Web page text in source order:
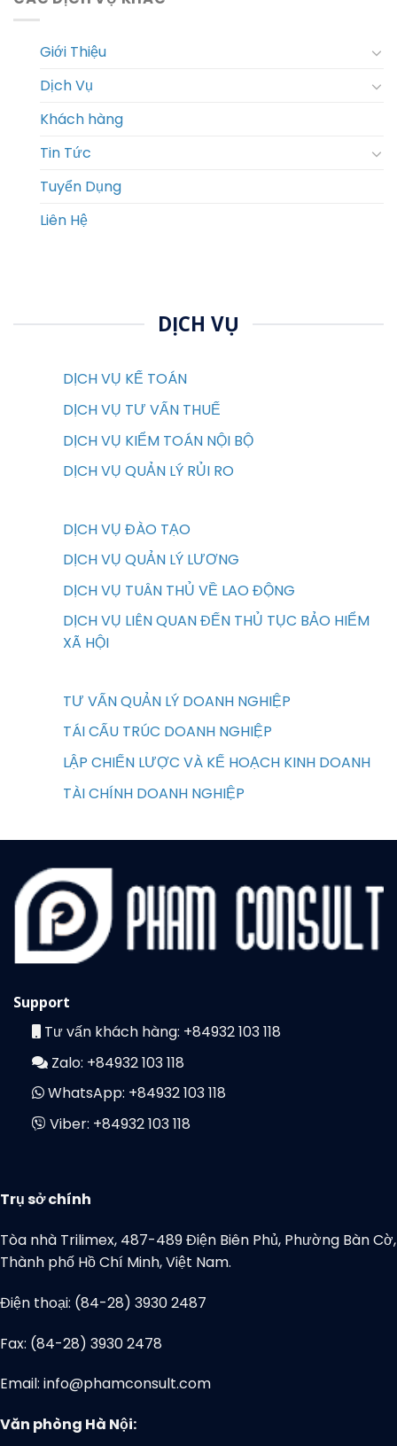
Giới Thiệu
Dịch Vụ
Khách hàng
Tin Tức
Tuyển Dụng
Liên Hệ
DỊCH VỤ
DỊCH VỤ KẾ TOÁN
DỊCH VỤ TƯ VẤN THUẾ
DỊCH VỤ KIỂM TOÁN NỘI BỘ
DỊCH VỤ QUẢN LÝ RỦI RO
DỊCH VỤ ĐÀO TẠO
DỊCH VỤ QUẢN LÝ LƯƠNG
DỊCH VỤ TUÂN THỦ VỀ LAO ĐỘNG
DỊCH VỤ LIÊN QUAN ĐẾN THỦ TỤC BẢO HIỂM
XÃ HỘI
TƯ VẤN QUẢN LÝ DOANH NGHIỆP
TÁI CẤU TRÚC DOANH NGHIỆP
LẬP CHIẾN LƯỢC VÀ KẾ HOẠCH KINH DOANH
TÀI CHÍNH DOANH NGHIỆP
Support
Tư vấn khách hàng: +84932 103 118
Zalo: +84932 103 118
WhatsApp: +84932 103 118
Viber: +84932 103 118
Trụ sở chính
Tòa nhà Trilimex, 487-489 Điện Biên Phủ, Phường Bàn Cờ,
Thành phố Hồ Chí Minh, Việt Nam.
Điện thoại: (84-28) 3930 2487
Fax: (84-28) 3930 2478
Email: info@phamconsult.com
Văn phòng Hà Nội: